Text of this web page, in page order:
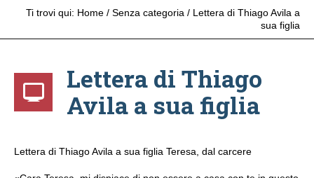
Ti trovi qui: Home / Senza categoria / Lettera di Thiago Avila a
sua figlia
Lettera di Thiago
Avila a sua figlia
Lettera di Thiago Avila a sua figlia Teresa, dal carcere